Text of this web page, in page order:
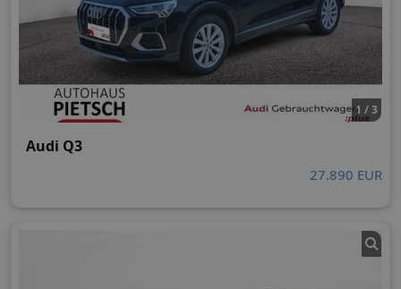
1 / 3
Audi Q3
27.890 EUR